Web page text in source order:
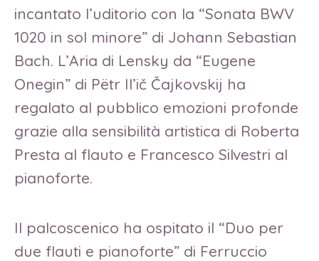
incantato l’uditorio con la “Sonata BWV
1020 in sol minore” di Johann Sebastian
Bach. L’Aria di Lensky da “Eugene
Onegin” di Pëtr Il’ič Čajkovskij ha
regalato al pubblico emozioni profonde
grazie alla sensibilità artistica di Roberta
Presta al flauto e Francesco Silvestri al
pianoforte.
Il palcoscenico ha ospitato il “Duo per
due flauti e pianoforte” di Ferruccio